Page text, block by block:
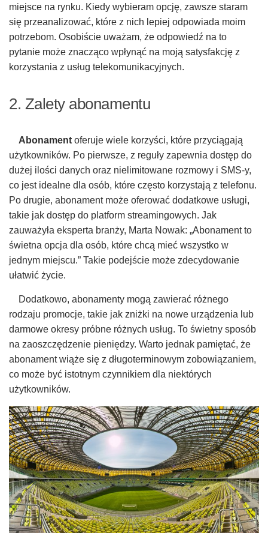
miejsce na rynku. Kiedy wybieram opcję, zawsze staram
się przeanalizować, które z nich lepiej odpowiada moim
potrzebom. Osobiście uważam, że odpowiedź na to
pytanie może znacząco wpłynąć na moją satysfakcję z
korzystania z usług telekomunikacyjnych.
2. Zalety abonamentu
Abonamentoferuje wiele korzyści, które przyciągają
użytkowników. Po pierwsze, z reguły zapewnia dostęp do
dużej ilości danych oraz nielimitowane rozmowy i SMS-y,
co jest idealne dla osób, które często korzystają z telefonu.
Po drugie, abonament może oferować dodatkowe usługi,
takie jak dostęp do platform streamingowych. Jak
zauważyła eksperta branży, Marta Nowak: „Abonament to
świetna opcja dla osób, które chcą mieć wszystko w
jednym miejscu.” Takie podejście może zdecydowanie
ułatwić życie.
Dodatkowo, abonamenty mogą zawierać różnego
rodzaju promocje, takie jak zniżki na nowe urządzenia lub
darmowe okresy próbne różnych usług. To świetny sposób
na zaoszczędzenie pieniędzy. Warto jednak pamiętać, że
abonament wiąże się z długoterminowym zobowiązaniem,
co może być istotnym czynnikiem dla niektórych
użytkowników.